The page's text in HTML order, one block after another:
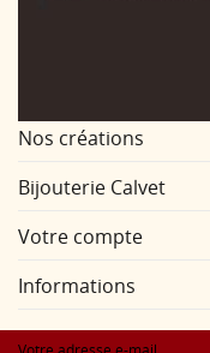
Nos créations
Bijouterie Calvet
Votre compte
Informations